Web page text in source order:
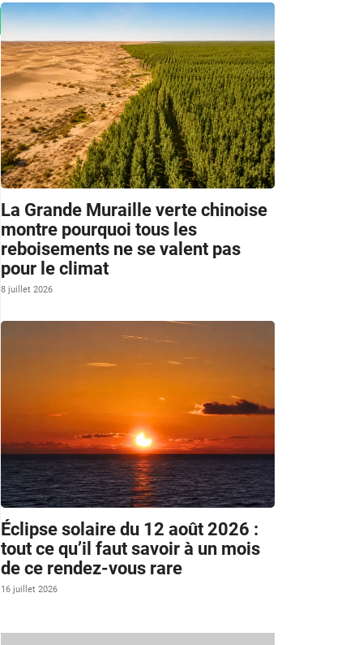
La Grande Muraille verte chinoise
montre pourquoi tous les
reboisements ne se valent pas
pour le climat
8 juillet 2026
Éclipse solaire du 12 août 2026 :
tout ce qu’il faut savoir à un mois
de ce rendez-vous rare
16 juillet 2026